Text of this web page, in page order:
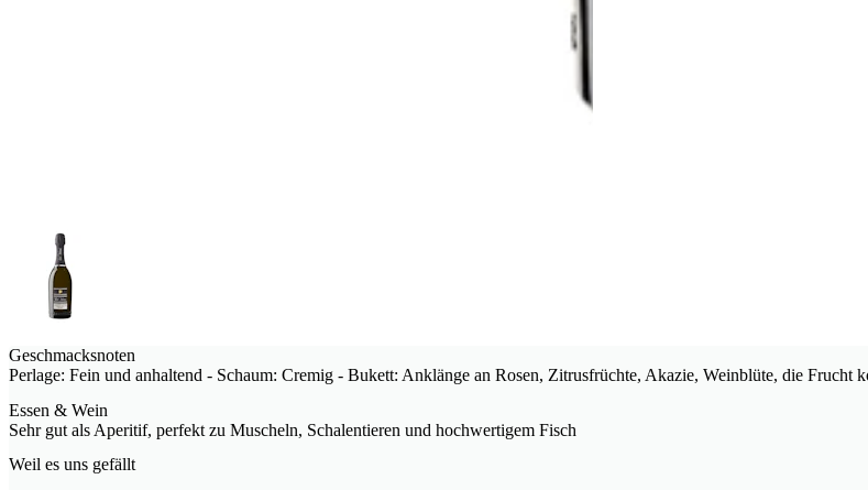
Geschmacksnoten
Perlage: Fein und anhaltend - Schaum: Cremig - Bukett: Anklänge an Rosen, Zitrusfrüchte, Akazie, Weinblüte, die
Essen & Wein
Sehr gut als Aperitif, perfekt zu Muscheln, Schalentieren und hochwertigem Fisch
Weil es uns gefällt